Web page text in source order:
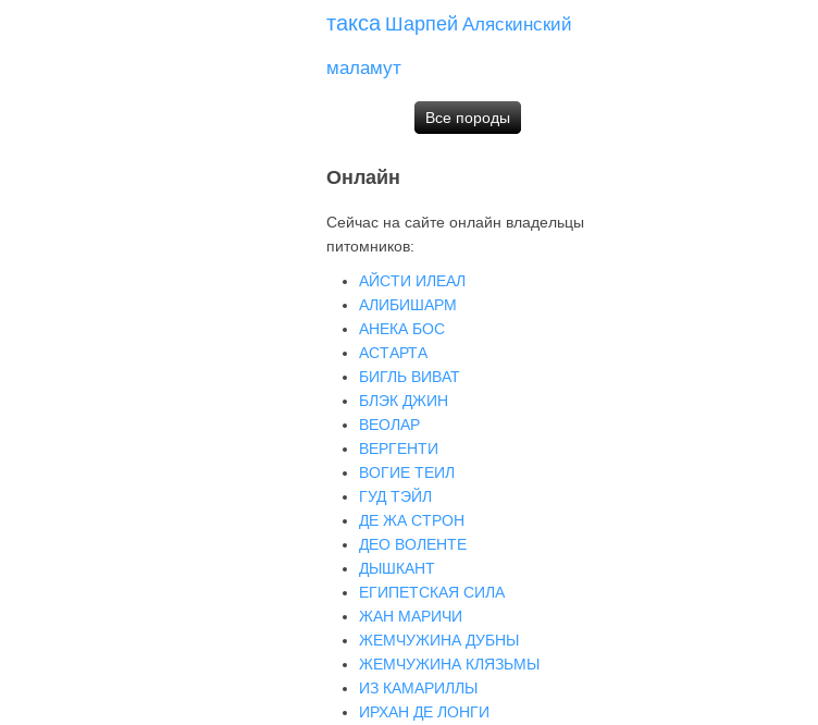
такса Шарпей Аляскинский
маламут
Все породы
Онлайн
Сейчас на сайте онлайн владельцы
питомников:
АЙСТИ ИЛЕАЛ
АЛИБИШАРМ
АНЕКА БОС
АСТАРТА
БИГЛЬ ВИВАТ
БЛЭК ДЖИН
ВЕОЛАР
ВЕРГЕНТИ
ВОГИЕ ТЕИЛ
ГУД ТЭЙЛ
ДЕ ЖА СТРОН
ДЕО ВОЛЕНТЕ
ДЫШКАНТ
ЕГИПЕТСКАЯ СИЛА
ЖАН МАРИЧИ
ЖЕМЧУЖИНА ДУБНЫ
ЖЕМЧУЖИНА КЛЯЗЬМЫ
ИЗ КАМАРИЛЛЫ
ИРХАН ДЕ ЛОНГИ